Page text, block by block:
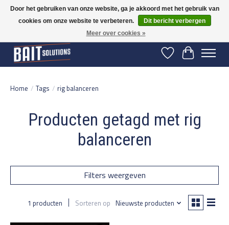
Gratis verzending vanaf 50 euro binnen NL | Op voorraad binnen 2-5 werkdagen
verzonden | België vanaf 70 euro gratis verzonden
Verlanglijst
Home / Tags / rig balanceren
Producten getagd met rig
balanceren
Filters weergeven
1 producten Sorteren op Nieuwste producten
Door het gebruiken van onze website, ga je akkoord met het gebruik van
cookies om onze website te verbeteren.
Dit bericht verbergen
Meer over cookies »